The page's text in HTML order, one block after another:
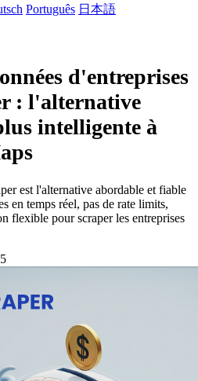
Português 日本語
d'entreprises
: l'alternative
intelligente à
est l'alternative abordable et fiable
en temps réel, pas de rate limits,
flexible pour scraper les entreprises